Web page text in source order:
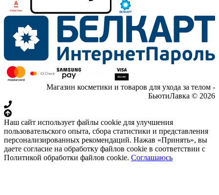
Магазин косметики и товаров для ухода за телом -
БьютиЛавка © 2026
Наш сайт использует файлы cookie для улучшения
пользовательского опыта, сбора статистики и представления
персонализированных рекомендаций. Нажав «Принять», вы
даете согласие на обработку файлов cookie в соответствии с
Политикой обработки файлов cookie. Соглашаюсь